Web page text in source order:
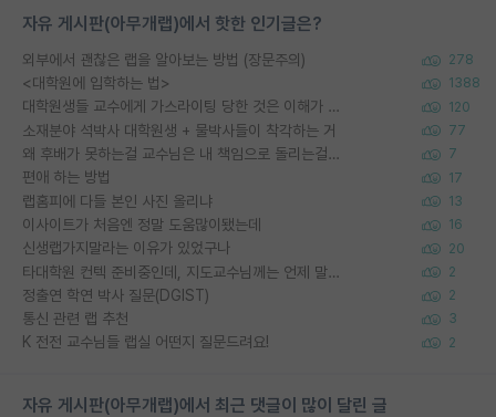
자유 게시판(아무개랩)에서 핫한 인기글은?
외부에서 괜찮은 랩을 알아보는 방법 (장문주의) 278
<대학원에 입학하는 법> 1388
대학원생들 교수에게 가스라이팅 당한 것은 이해가 갑니다. 안타깝네요. 120
소재분야 석박사 대학원생 + 물박사들이 착각하는 거 77
왜 후배가 못하는걸 교수님은 내 책임으로 돌리는걸까요? 7
편애 하는 방법 17
랩홈피에 다들 본인 사진 올리냐 13
이사이트가 처음엔 정말 도움많이됐는데 16
신생랩가지말라는 이유가 있었구나 20
타대학원 컨텍 준비중인데, 지도교수님께는 언제 말씀드려야 할까요? 2
정출연 학연 박사 질문(DGIST) 2
통신 관련 랩 추천 3
K 전전 교수님들 랩실 어떤지 질문드려요! 2
자유 게시판(아무개랩)에서 최근 댓글이 많이 달린 글